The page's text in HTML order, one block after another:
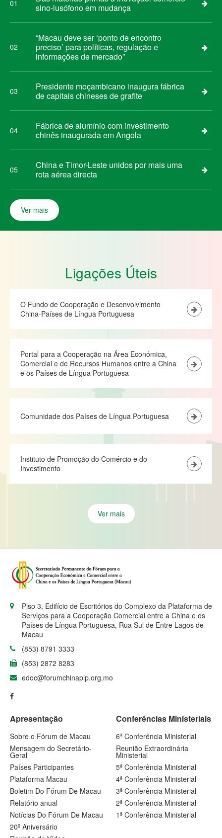
01
sino-lusófono em mudança
02
“Macau deve ser ‘ponto de encontro
preciso’ para políticas, regulação e
informações de mercado”
03
Presidente moçambicano inaugura fábrica
de capitais chineses de grafite
04
Fábrica de alumínio com investimento
chinês inaugurada em Angola
05
China e Timor-Leste unidos por mais uma
rota aérea directa
Ver mais
Ligações Úteis
O Fundo de Cooperação e Desenvolvimento
China-Países de Língua Portuguesa
Portal para a Cooperação na Área Económica,
Comercial e de Recursos Humanos entre a China
e os Países de Língua Portuguesa
Comunidade dos Países de Língua Portuguesa
Instituto de Promoção do Comércio e do
Investimento
Ver mais
Piso 3, Edifício de Escritórios do Complexo da Plataforma de
Serviços para a Cooperação Comercial entre a China e os
Países de Língua Portuguesa, Rua Sul de Entre Lagos de
Macau
(853) 8791 3333
(853) 2872 8283
edoc@forumchinaplp.org.mo
Apresentação
Sobre o Fórum de Macau
Mensagem do Secretário-
Geral
Países Participantes
Plataforma Macau
Boletim Do Fórum De Macau
Relatório anual
Notícias Do Fórum De Macau
20º Aniversário
Conferências Ministeriais
6ª Conferência Ministerial
Reunião Extraordinária
Ministerial
5ª Conferência Ministerial
4ª Conferência Ministerial
3ª Conferência Ministerial
2ª Conferência Ministerial
1ª Conferência Ministerial